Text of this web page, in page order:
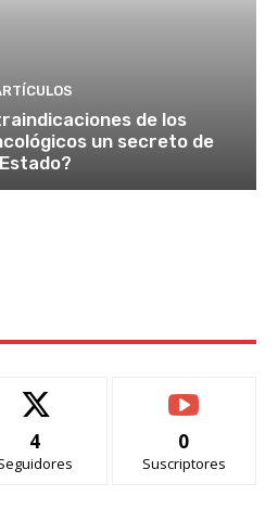
de los
un secreto de
Estado?
4 0
Suscriptores